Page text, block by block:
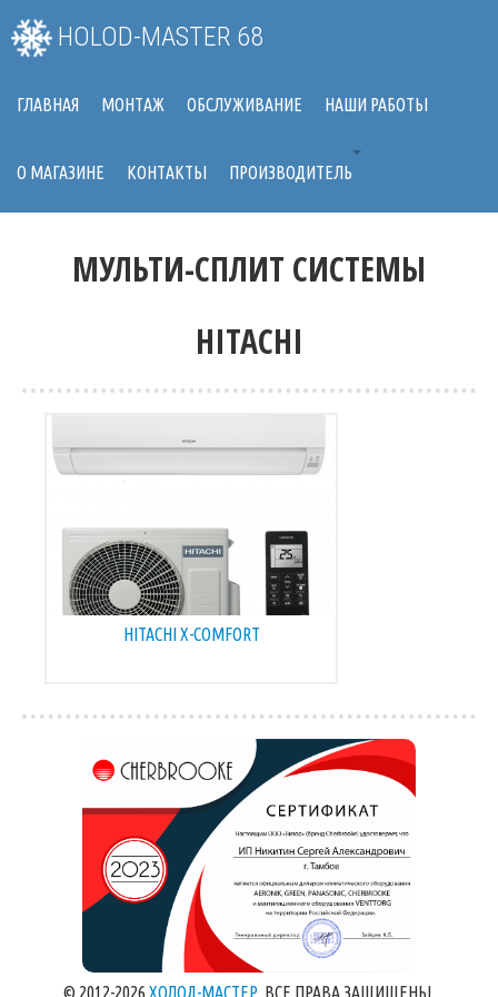
HOLOD-MASTER 68
ГЛАВНАЯ МОНТАЖ ОБСЛУЖИВАНИЕ НАШИ РАБОТЫ
О МАГАЗИНЕ КОНТАКТЫ ПРОИЗВОДИТЕЛЬ
МУЛЬТИ-СПЛИТ СИСТЕМЫ
HITACHI
HITACHI X-COMFORT
© 2012-2026 ХОЛОД-МАСТЕР . ВСЕ ПРАВА ЗАЩИЩЕНЫ.